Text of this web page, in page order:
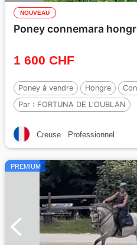
NOUVEAU
Poney connemara
1 600 CHF
Poney à vendre Hongre
Par : FORTUNA DE L'OUBLAN
Creuse Professionnel
PREMIUM